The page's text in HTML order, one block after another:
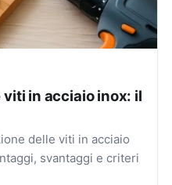
in acciaio inox: il
delle viti in acciaio
svantaggi e criteri